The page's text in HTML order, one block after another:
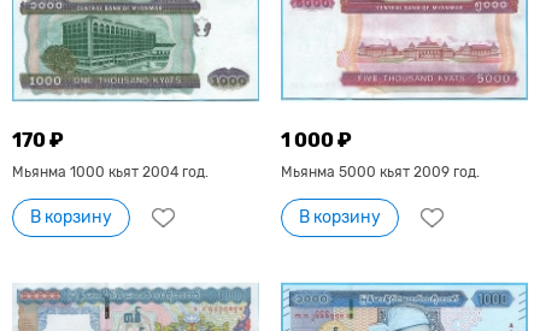
170 ₽
Мьянма 1000 кьят 2004 год.
В корзину
1 000 ₽
Мьянма 5000 кьят 2009 год.
В корзину